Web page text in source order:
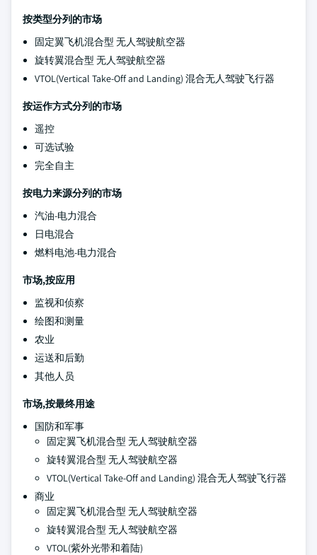
按类型分列的市场
固定翼飞机混合型 无人驾驶航空器
旋转翼混合型 无人驾驶航空器
VTOL(Vertical Take-Off and Landing) 混合无人驾驶飞行器
按运作方式分列的市场
遥控
可选试验
完全自主
按电力来源分列的市场
汽油-电力混合
日电混合
燃料电池-电力混合
市场,按应用
监视和侦察
绘图和测量
农业
运送和后勤
其他人员
市场,按最终用途
国防和军事
固定翼飞机混合型 无人驾驶航空器
旋转翼混合型 无人驾驶航空器
VTOL(Vertical Take-Off and Landing) 混合无人驾驶飞行器
商业
固定翼飞机混合型 无人驾驶航空器
旋转翼混合型 无人驾驶航空器
VTOL(紫外光带和着陆)